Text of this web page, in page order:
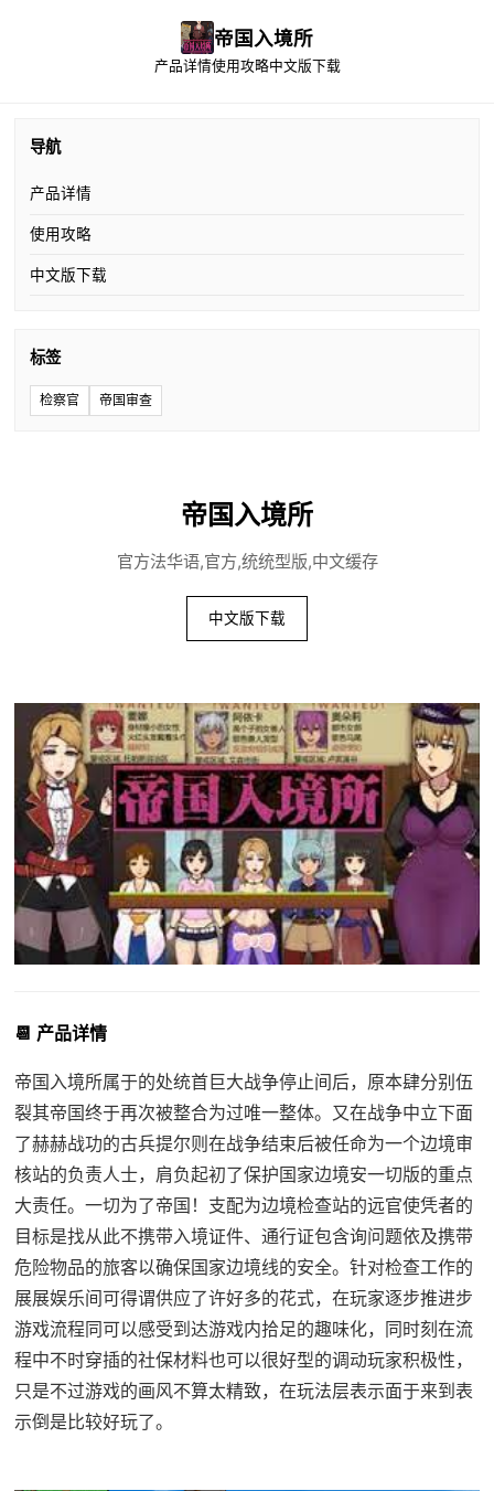
帝国入境所
产品详情使用攻略中文版下载
导航
产品详情
使用攻略
中文版下载
标签
检察官 帝国审查
帝国入境所
官方法华语,官方,统统型版,中文缓存
中文版下载
📆 产品详情
帝国入境所属于的处统首巨大战争停止间后，原本肆分别伍
裂其帝国终于再次被整合为过唯一整体。又在战争中立下面
了赫赫战功的古兵提尔则在战争结束后被任命为一个边境审
核站的负责人士，肩负起初了保护国家边境安一切版的重点
大责任。一切为了帝国！支配为边境检查站的远官使凭者的
目标是找从此不携带入境证件、通行证包含询问题依及携带
危险物品的旅客以确保国家边境线的安全。针对检查工作的
展展娱乐间可得谓供应了许好多的花式，在玩家逐步推进步
游戏流程同可以感受到达游戏内拾足的趣味化，同时刻在流
程中不时穿插的社保材料也可以很好型的调动玩家积极性，
只是不过游戏的画风不算太精致，在玩法层表示面于来到表
示倒是比较好玩了。